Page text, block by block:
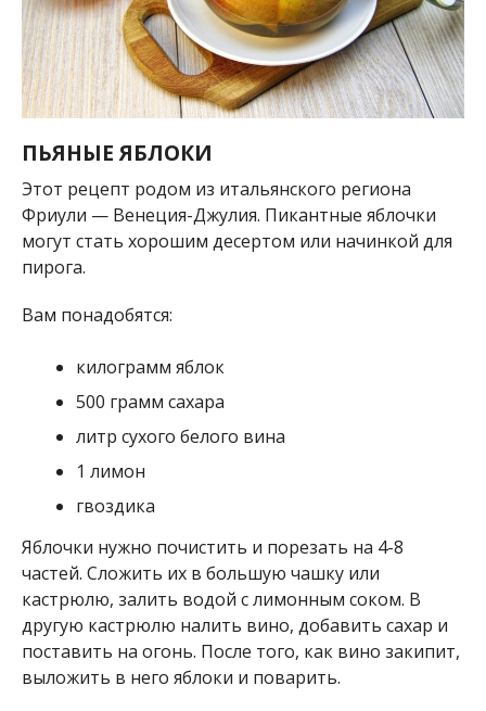
ПЬЯНЫЕ ЯБЛОКИ
Этот рецепт родом из итальянского региона
Фриули — Венеция-Джулия. Пикантные яблочки
могут стать хорошим десертом или начинкой для
пирога.
Вам понадобятся:
килограмм яблок
500 грамм сахара
литр сухого белого вина
1 лимон
гвоздика
Яблочки нужно почистить и порезать на 4-8
частей. Сложить их в большую чашку или
кастрюлю, залить водой с лимонным соком. В
другую кастрюлю налить вино, добавить сахар и
поставить на огонь. После того, как вино закипит,
выложить в него яблоки и поварить.